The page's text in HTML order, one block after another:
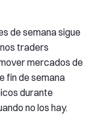
de semana sigue
traders
mercados de
fin de semana
durante
no los hay.